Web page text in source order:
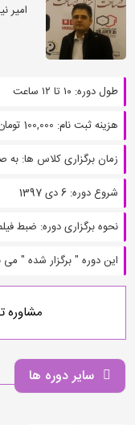
امیر
طول دوره: ۱۰ تا ۱۲ ساعت
هزینه ثبت نام: 100,000 تومان
زمان برگزاری کلاس ها: به
شروع دوره: 6 دى 1397
نحوه برگزاری دوره: ضبط
این دوره " برگزار شده " می
مشاوره
سایر دوره ها